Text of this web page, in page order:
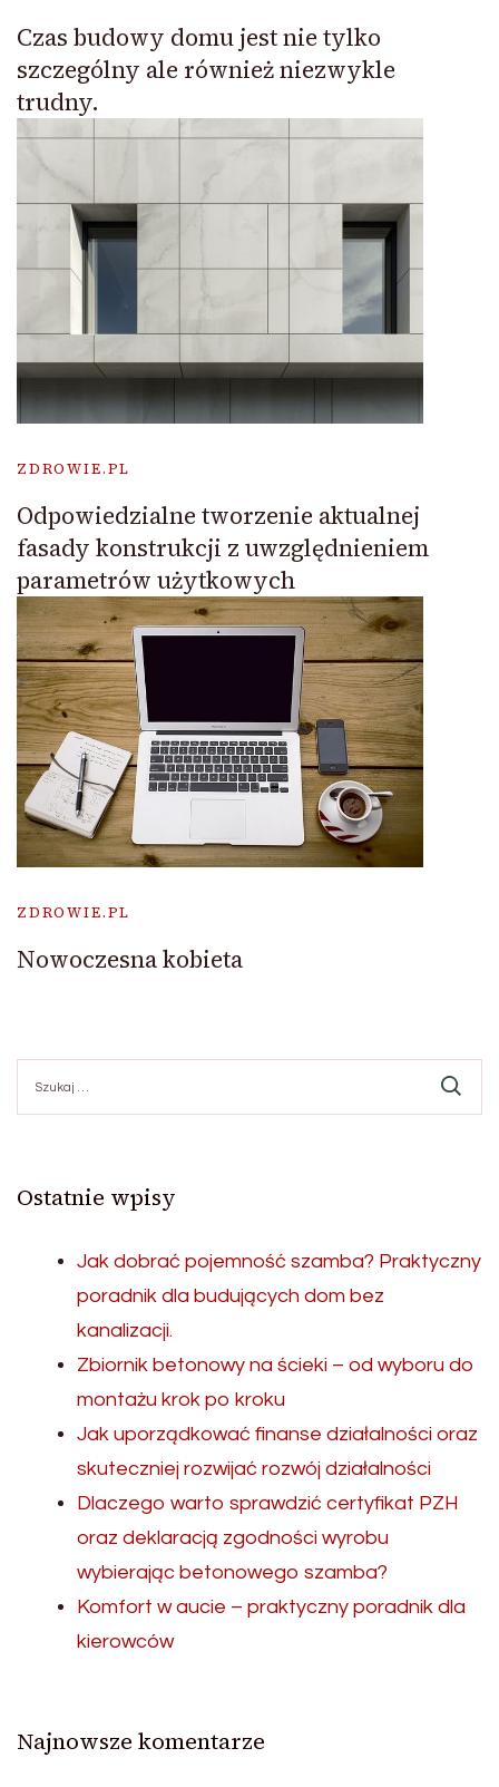
Czas budowy domu jest nie tylko
szczególny ale również niezwykle
trudny.
ZDROWIE.PL
Odpowiedzialne tworzenie aktualnej
fasady konstrukcji z uwzględnieniem
parametrów użytkowych
ZDROWIE.PL
Nowoczesna kobieta
Ostatnie wpisy
Jak dobrać pojemność szamba? Praktyczny
poradnik dla budujących dom bez
kanalizacji.
Zbiornik betonowy na ścieki – od wyboru do
montażu krok po kroku
Jak uporządkować finanse działalności oraz
skuteczniej rozwijać rozwój działalności
Dlaczego warto sprawdzić certyfikat PZH
oraz deklaracją zgodności wyrobu
wybierając betonowego szamba?
Komfort w aucie – praktyczny poradnik dla
kierowców
Najnowsze komentarze